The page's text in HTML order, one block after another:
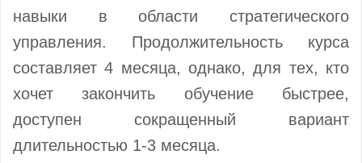
навыки в области стратегического
управления. Продолжительность курса
составляет 4 месяца, однако, для тех, кто
хочет закончить обучение быстрее,
доступен сокращенный вариант
длительностью 1-3 месяца.